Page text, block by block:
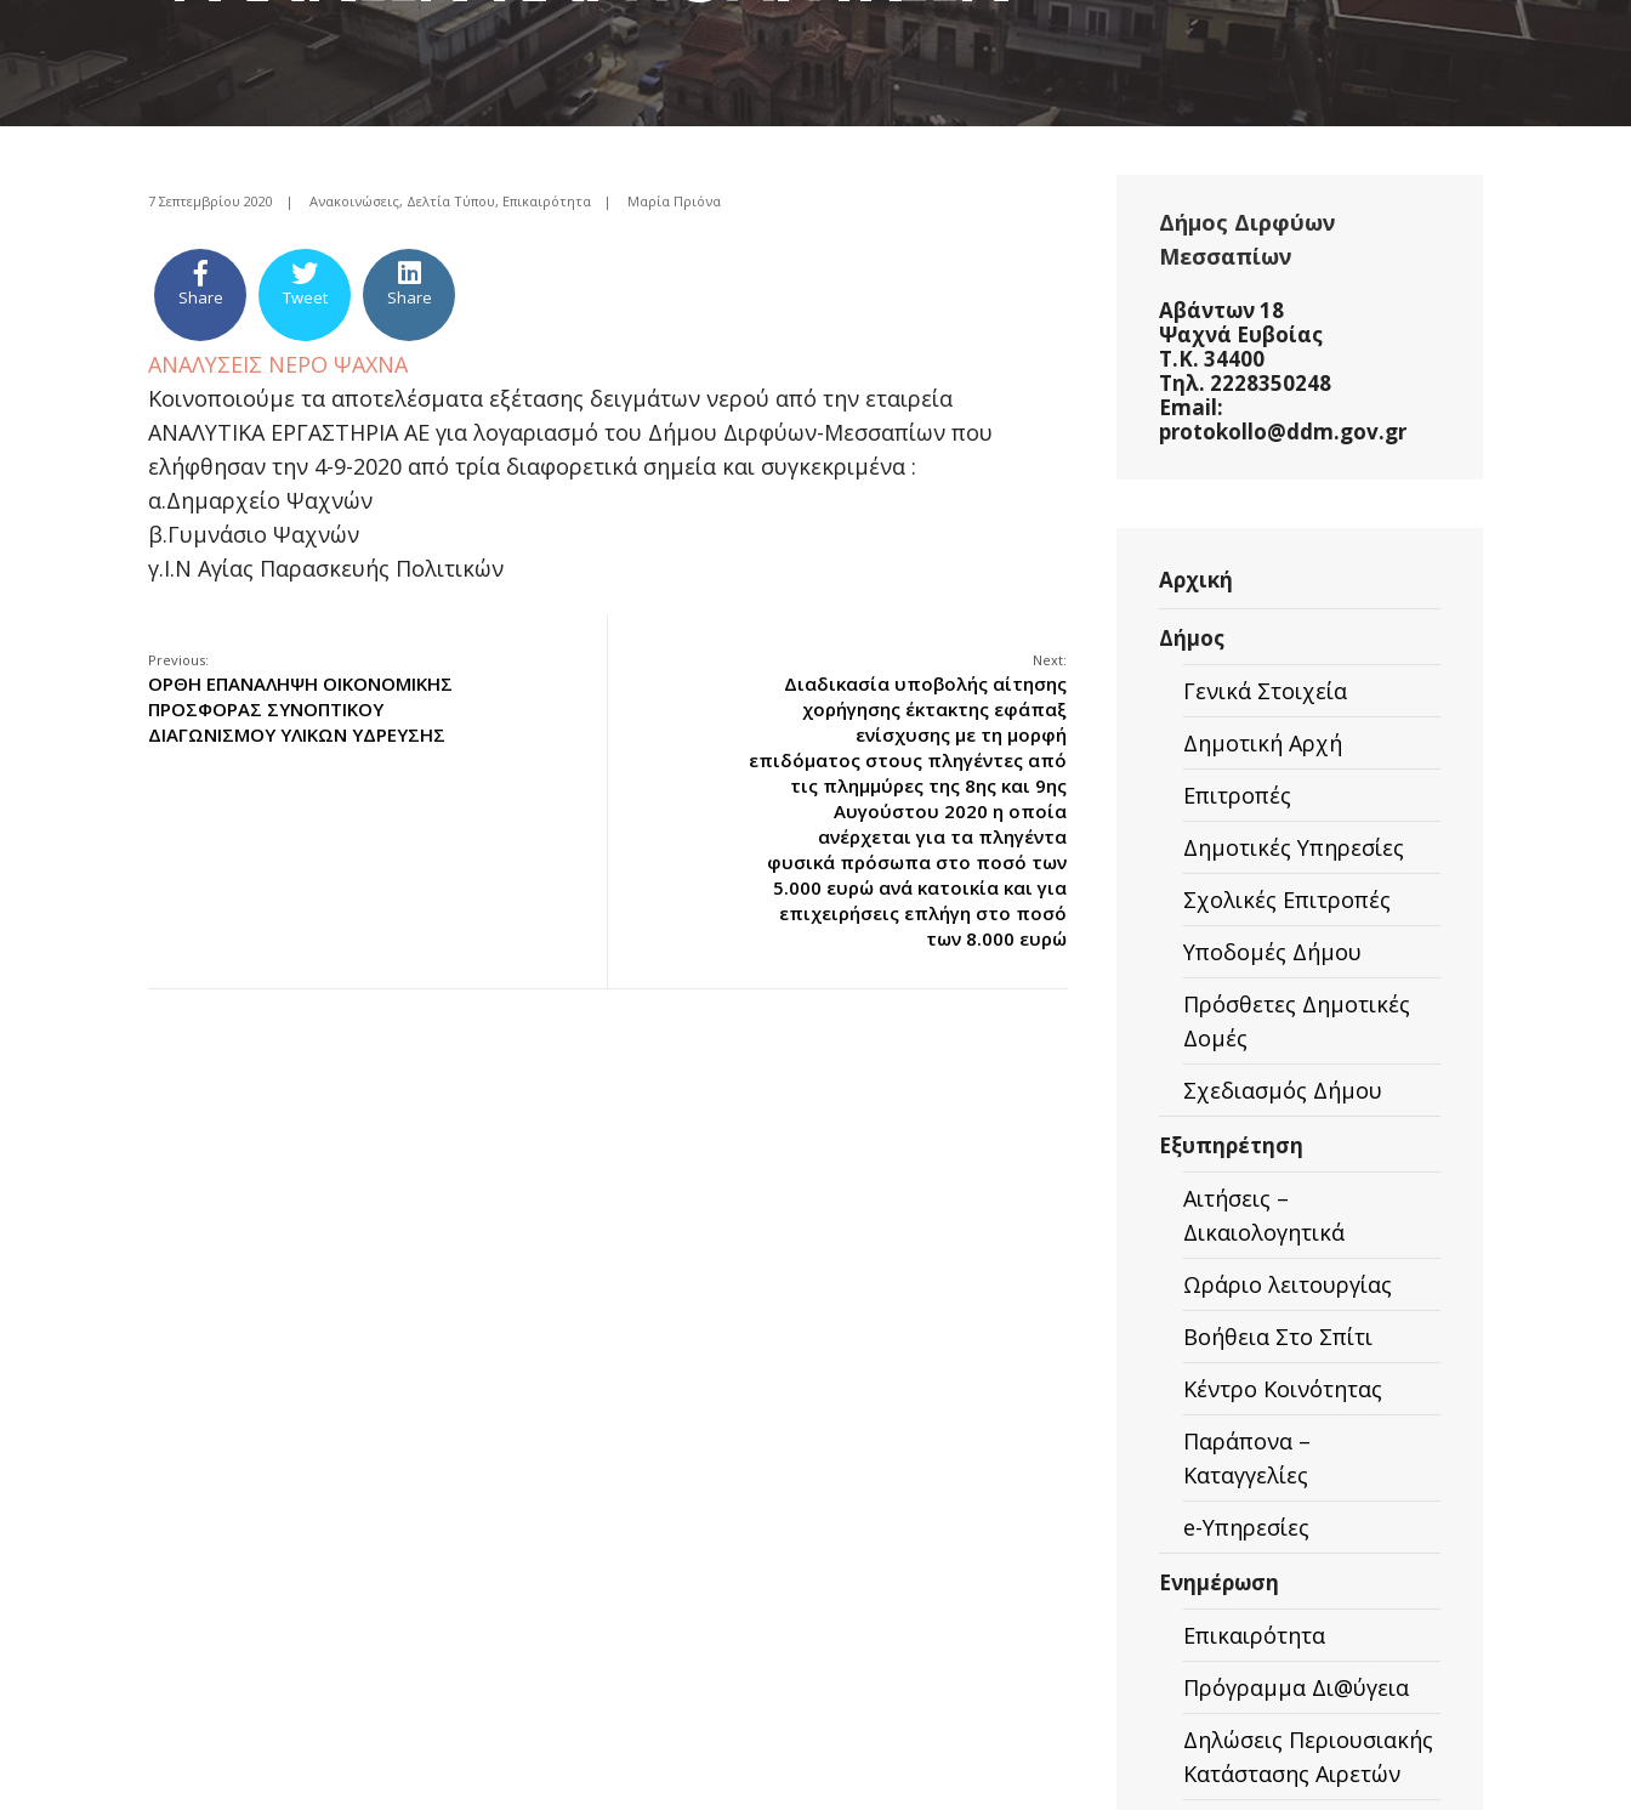
7 Σεπτεμβρίου 2020 | Ανακοινώσεις, Δελτία Τύπου, Επικαιρότητα | Μαρία Πριόνα
Share Tweet Share
ΑΝΑΛΥΣΕΙΣ ΝΕΡΟ ΨΑΧΝΑ
Κοινοποιούμε τα αποτελέσματα εξέτασης δειγμάτων νερού από την εταιρεία
ΑΝΑΛΥΤΙΚΑ ΕΡΓΑΣΤΗΡΙΑ ΑΕ για λογαριασμό του Δήμου Διρφύων-Μεσσαπίων που
ελήφθησαν την 4-9-2020 από τρία διαφορετικά σημεία και συγκεκριμένα :
α.Δημαρχείο Ψαχνών
β.Γυμνάσιο Ψαχνών
γ.Ι.Ν Αγίας Παρασκευής Πολιτικών
Previous:
ΟΡΘΗ ΕΠΑΝΑΛΗΨΗ ΟΙΚΟΝΟΜΙΚΗΣ
ΠΡΟΣΦΟΡΑΣ ΣΥΝΟΠΤΙΚΟΥ
ΔΙΑΓΩΝΙΣΜΟΥ ΥΛΙΚΩΝ ΥΔΡΕΥΣΗΣ
Next:
Διαδικασία υποβολής αίτησης
χορήγησης έκτακτης εφάπαξ
ενίσχυσης με τη μορφή
επιδόματος στους πληγέντες από
τις πλημμύρες της 8ης και 9ης
Αυγούστου 2020 η οποία
ανέρχεται για τα πληγέντα
φυσικά πρόσωπα στο ποσό των
5.000 ευρώ ανά κατοικία και για
επιχειρήσεις επλήγη στο ποσό
των 8.000 ευρώ
Δήμος Διρφύων
Μεσσαπίων
Αβάντων 18
Ψαχνά Ευβοίας
Τ.Κ. 34400
Τηλ. 2228350248
Email:
protokollo@ddm.gov.gr
Αρχική
Δήμος
Γενικά Στοιχεία
Δημοτική Αρχή
Επιτροπές
Δημοτικές Υπηρεσίες
Σχολικές Επιτροπές
Υποδομές Δήμου
Πρόσθετες Δημοτικές
Δομές
Σχεδιασμός Δήμου
Εξυπηρέτηση
Αιτήσεις –
Δικαιολογητικά
Ωράριο λειτουργίας
Βοήθεια Στο Σπίτι
Κέντρο Κοινότητας
Παράπονα –
Καταγγελίες
e-Υπηρεσίες
Ενημέρωση
Επικαιρότητα
Πρόγραμμα Δι@ύγεια
Δηλώσεις Περιουσιακής
Κατάστασης Αιρετών